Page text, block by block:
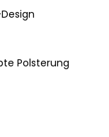
Polsterung